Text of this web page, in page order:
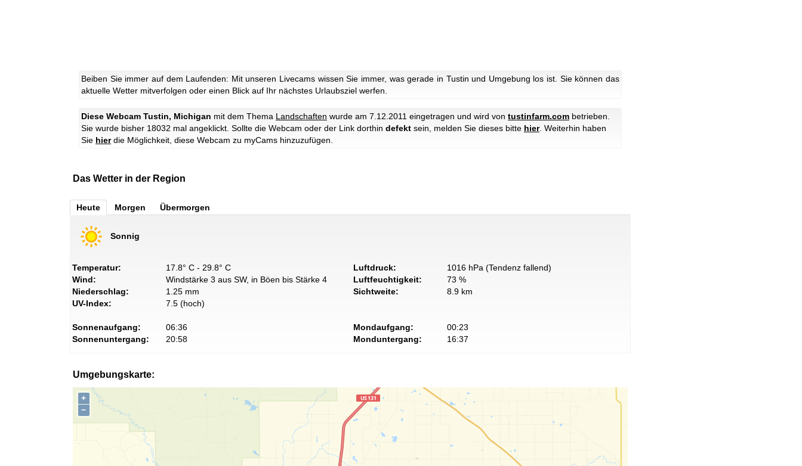
Beiben Sie immer auf dem Laufenden: Mit unseren Livecams wissen Sie immer, was gerade in Tustin und Umgebung los ist. Sie können das
aktuelle Wetter mitverfolgen oder einen Blick auf Ihr nächstes Urlaubsziel werfen.
Diese Webcam Tustin, Michigan mit dem Thema Landschaften wurde am 7.12.2011 eingetragen und wird von tustinfarm.com betrieben.
Sie wurde bisher 18032 mal angeklickt. Sollte die Webcam oder der Link dorthin defekt sein, melden Sie dieses bitte hier. Weiterhin haben
Sie hierdie Möglichkeit, diese Webcam zu myCams hinzuzufügen.
Das Wetter in der Region
Heute Morgen Übermorgen
Sonnig
Temperatur:
17.8° C - 29.8° C
Wind:
Windstärke 3 aus SW, in Böen bis Stärke 4
Niederschlag:
1.25 mm
UV-Index:
7.5 (hoch)
Luftdruck:
1016 hPa (Tendenz fallend)
Luftfeuchtigkeit:
73 %
Sichtweite:
8.9 km
Sonnenaufgang:
06:36
Sonnenuntergang:
20:58
Mondaufgang:
00:23
Monduntergang:
16:37
Umgebungskarte:
+
−